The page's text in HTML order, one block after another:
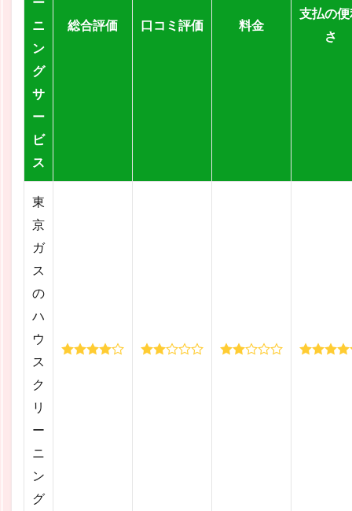
ニ
ン
グ
サ
ー
ビ
ス
総合評価 口コミ評価 料金
支払の
さ
東
京
ガ
ス
の
ハ
ウ
ス
ク
リ
ー
ニ
ン
グ